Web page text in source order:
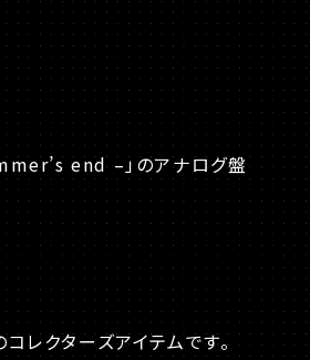
end –」のアナログ盤
レクターズアイテムです。